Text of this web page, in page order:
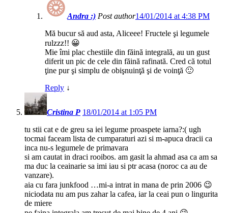
Andra :) Post author14/01/2014 at 4:38 PM
Mă bucur să aud asta, Aliceee! Fructele şi legumele
rulzzz!! 😀
Mie îmi plac chestiile din făină integrală, au un gust
diferit un pic de cele din făină rafinată. Cred că totul
ţine pur şi simplu de obişnuinţă şi de voinţă 🙂
Reply ↓
Cristina P 18/01/2014 at 1:05 PM
tu stii cat e de greu sa iei legume proaspete iarna?:( ugh
tocmai faceam lista de cumparaturi azi si m-apuca dracii ca
inca nu-s legumele de primavara
si am cautat in draci rooibos. am gasit la ahmad asa ca am sa
ma duc la ceainarie sa imi iau si ptr acasa (noroc ca au de
vanzare).
aia cu fara junkfood …mi-a intrat in mana de prin 2006 😉
niciodata nu am pus zahar la cafea, iar la ceai pun o lingurita
de miere